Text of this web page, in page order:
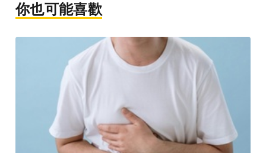
你也可能喜歡